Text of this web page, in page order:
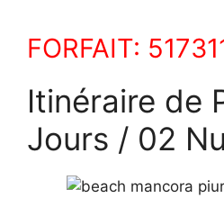
FORFAIT:
Itinéraire de
Jours / 02